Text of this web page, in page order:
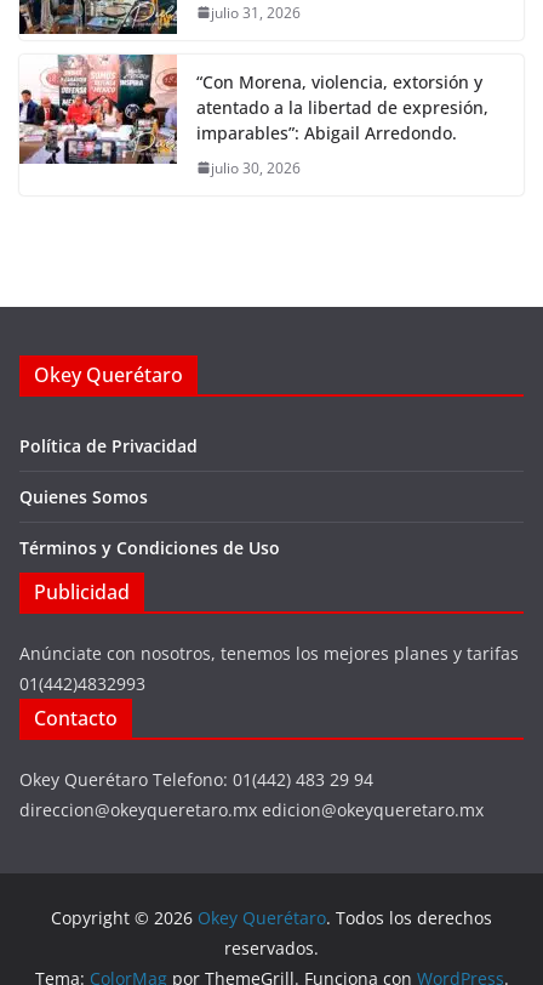
julio 31, 2026
“Con Morena, violencia, extorsión y
atentado a la libertad de expresión,
imparables”: Abigail Arredondo.
julio 30, 2026
Okey Querétaro
Política de Privacidad
Quienes Somos
Términos y Condiciones de Uso
Publicidad
Anúnciate con nosotros, tenemos los mejores planes y tarifas
01(442)4832993
Contacto
Okey Querétaro Telefono: 01(442) 483 29 94
direccion@okeyqueretaro.mx edicion@okeyqueretaro.mx
Copyright © 2026 Okey Querétaro. Todos los derechos
reservados.
Tema: ColorMagpor ThemeGrill. Funciona con WordPress.